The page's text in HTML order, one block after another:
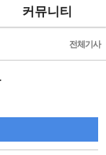
커뮤니티
전체기사